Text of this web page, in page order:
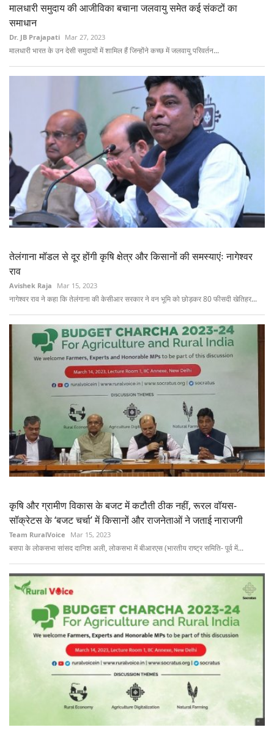
मालधारी समुदाय की आजीविका बचाना जलवायु समेत कई संकटों का
समाधान
Dr. JB Prajapati Mar 27, 2023
मालधारी भारत के उन देसी समुदायों में शामिल हैं जिन्होंने कच्छ में जलवायु परिवर्तन...
तेलंगाना मॉडल से दूर होंगी कृषि क्षेत्र और किसानों की समस्याएंः नागेश्वर
राव
Avishek Raja Mar 15, 2023
नागेश्वर राव ने कहा कि तेलंगाना की केसीआर सरकार ने वन भूमि को छोड़कर 80 फीसदी खेतिहर...
कृषि और ग्रामीण विकास के बजट में कटौती ठीक नहीं, रूरल वॉयस-
सॉक्रेटस के ‘बजट चर्चा’ में किसानों और राजनेताओं ने जताई नाराजगी
Team RuralVoice Mar 15, 2023
बसपा के लोकसभा सांसद दानिश अली, लोकसभा में बीआरएस (भारतीय राष्ट्र समिति- पूर्व में...